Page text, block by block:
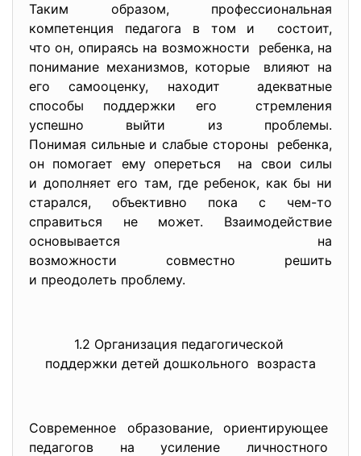
Таким образом, профессиональная
компетенция педагога в том и состоит,
что он, опираясь на возможности ребенка, на
понимание механизмов, которые влияют на
его самооценку, находит адекватные
способы поддержки его стремления
успешно выйти из проблемы.
Понимая сильные и слабые стороны ребенка,
он помогает ему опереться на свои силы
и дополняет его там, где ребенок, как бы ни
старался, объективно пока с чем-то
справиться не может. Взаимодействие
основывается на
возможности совместно решить
и преодолеть проблему.
1.2 Организация педагогической
поддержки детей дошкольного возраста
Современное образование, ориентирующее
педагогов на усиление личностного